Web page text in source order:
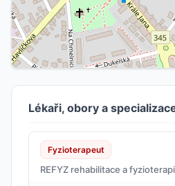
Lékaři, obory a
Fyzioterapeut
REFYZ rehabilitace a